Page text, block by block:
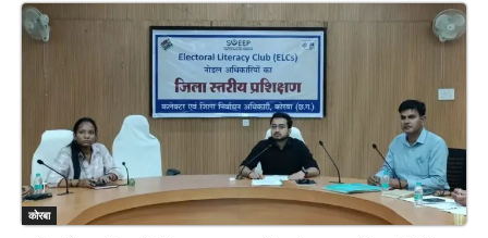
कोरबा